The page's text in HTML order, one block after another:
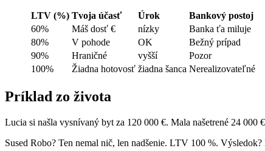
LTV (%) Tvoja účasť Úrok
Bankový postoj
60%
Máš dosť € nízky
Banka ťa miluje
80%
V pohode OK
Bežný prípad
90%
Hraničné vyšší
Pozor
100%
Žiadna hotovosť žiadna šanca Nerealizovateľné
Príklad zo života
Lucia si našla vysnívaný byt za 120 000 €. Mala našetrené 24
Sused Robo? Ten nemal nič, len nadšenie. LTV 100 %.